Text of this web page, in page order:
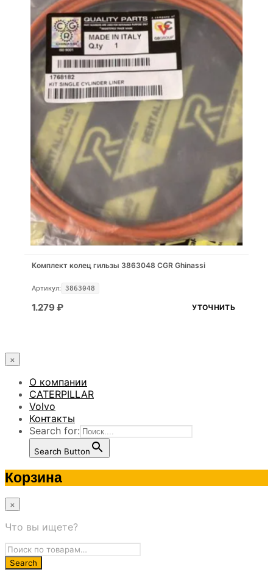
Комплект колец гильзы 3863048 CGR Ghinassi
Артикул: 3863048
1.279 ₽ УТОЧНИТЬ
×
О компании
CATERPILLAR
Volvo
Контакты
Search for:
Search Button
Корзина
×
Что вы ищете?